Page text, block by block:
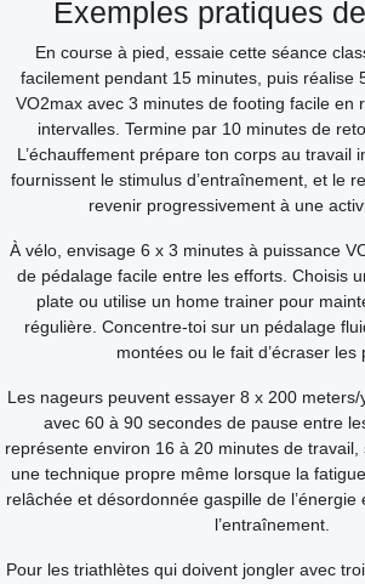
Exemples pratiques
En course à pied, essaie cette séance
facilement pendant 15 minutes, puis réalise
VO2max avec 3 minutes de footing facile en
intervalles. Termine par 10 minutes de
L’échauffement prépare ton corps au travail
fournissent le stimulus d’entraînement, et le
revenir progressivement à une
À vélo, envisage 6 x 3 minutes à puissance
de pédalage facile entre les efforts. Choisis
plate ou utilise un home trainer pour
régulière. Concentre-toi sur un pédalage
montées ou le fait d’écraser les
Les nageurs peuvent essayer 8 x 200
avec 60 à 90 secondes de pause entre
représente environ 16 à 20 minutes de
une technique propre même lorsque la
relâchée et désordonnée gaspille de
l’entraînement.
Pour les triathlètes qui doivent jongler avec